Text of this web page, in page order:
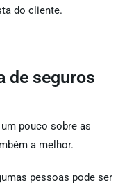
do cliente.
de seguros
pouco sobre as
a melhor.
pessoas pode ser